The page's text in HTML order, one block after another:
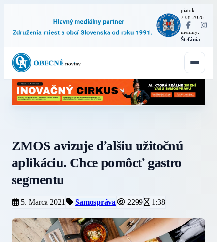
piatok
7.08.2026
·
meniny:
Štefánia
ZMOS avizuje ďalšiu užitočnú
aplikáciu. Chce pomôcť gastro
segmentu
5. Marca 2021 Samospráva 2299 1:38